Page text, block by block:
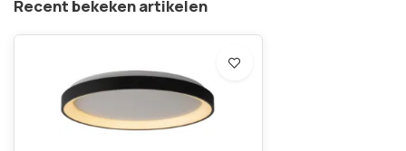
Recent bekeken artikelen